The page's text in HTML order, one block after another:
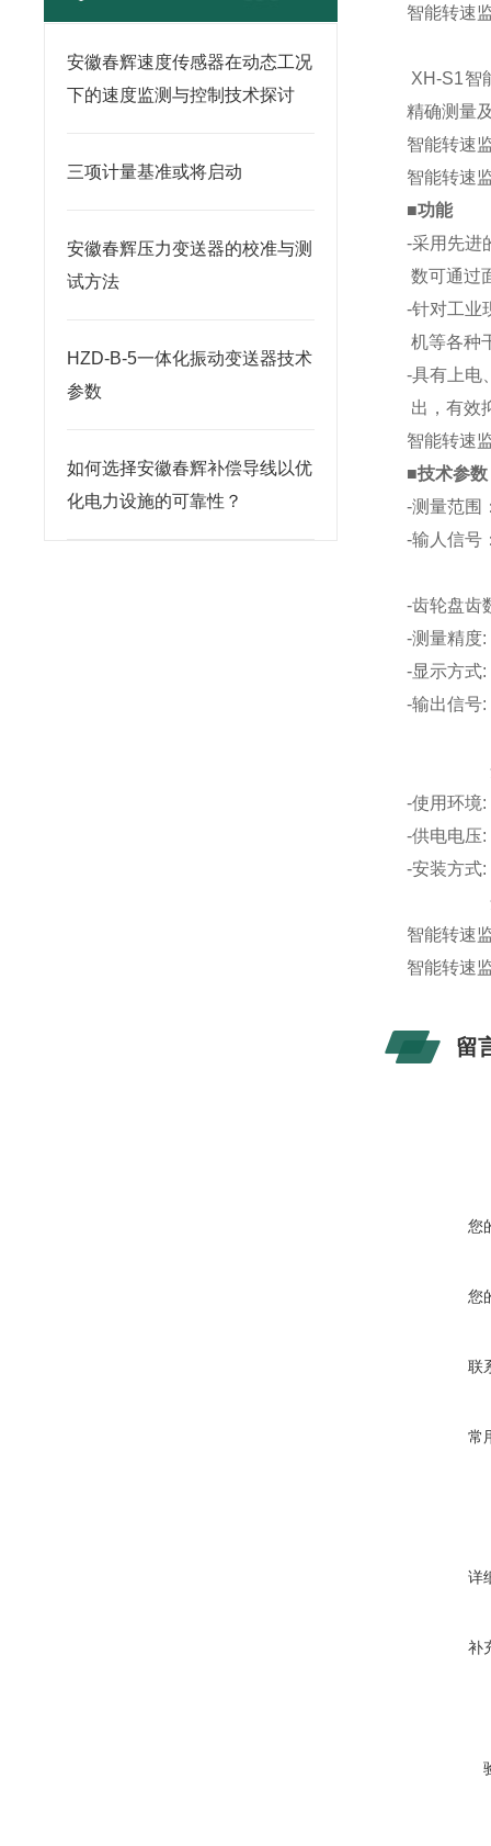
安徽春辉速度传感器在动态工况
下的速度监测与控制技术探讨
三项计量基准或将启动
安徽春辉压力变送器的校准与测
试方法
HZD-B-5一体化振动变送器技术
参数
如何选择安徽春辉补偿导线以优
化电力设施的可靠性？
智能转速
XH-S1智
精确测量
智能转速
智能转速
■功能
-采用先进
数可通过
-针对工业
机等各种
-具有上电
出，有效
智能转速
■技术参数
-测量范围
-输人信号
-齿轮盘齿
-测量精度
-显示方式
-输出信
开关量
-使用环境
-供电电压
-安装方
开孔尺
智能转速
智能转速
留
您
您
联
常
详
补